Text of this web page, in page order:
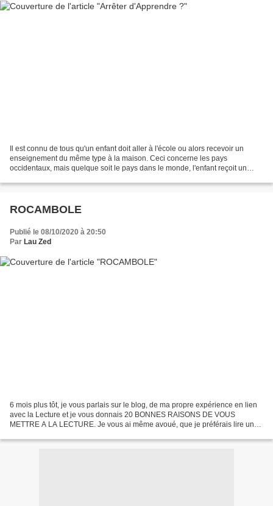
Il est connu de tous qu'un enfant doit aller à l'école ou alors recevoir un
enseignement du même type à la maison. Ceci concerne les pays
occidentaux, mais quelque soit le pays dans le monde, l'enfant reçoit un
ROCAMBOLE
Publié le 08/10/2020 à 20:50
Par Lau Zed
6 mois plus tôt, je vous parlais sur le blog, de ma propre expérience en lien
avec la Lecture et je vous donnais 20 BONNES RAISONS DE VOUS
METTRE A LA LECTURE. Je vous ai même avoué, que je préférais lire un